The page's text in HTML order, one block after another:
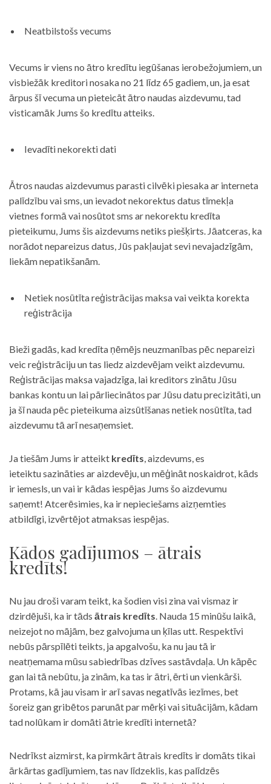
Neatbilstošs vecums
Vecums ir viens no ātro kredītu iegūšanas ierobežojumiem, un
visbiežāk kreditori nosaka no 21 līdz 65 gadiem, un, ja esat
ārpus šī vecuma un pieteicāt ātro naudas aizdevumu, tad
visticamāk Jums šo kredītu atteiks.
Ievadīti nekorekti dati
Ātros naudas aizdevumus parasti cilvēki piesaka ar interneta
palīdzību vai sms, un ievadot nekorektus datus tīmekļa
vietnes formā vai nosūtot sms ar nekorektu kredīta
pieteikumu, Jums šis aizdevums netiks piešķirts. Jāatceras, ka
norādot nepareizus datus, Jūs pakļaujat sevi nevajadzīgām,
liekām nepatikšanām.
Netiek nosūtīta reģistrācijas maksa vai veikta korekta
reģistrācija
Bieži gadās, kad kredīta ņēmējs neuzmanības pēc nepareizi
veic reģistrāciju un tas liedz aizdevējam veikt aizdevumu.
Reģistrācijas maksa vajadzīga, lai kreditors zinātu Jūsu
bankas kontu un lai pārliecinātos par Jūsu datu precizitāti, un
ja šī nauda pēc pieteikuma aizsūtīšanas netiek nosūtīta, tad
aizdevumu tā arī nesaņemsiet.
Ja tiešām Jums ir atteikt kredīts, aizdevums, es
ieteiktu sazināties ar aizdevēju, un mēģināt noskaidrot, kāds
ir iemesls, un vai ir kādas iespējas Jums šo aizdevumu
saņemt! Atcerēsimies, ka ir nepieciešams aizņemties
atbildīgi, izvērtējot atmaksas iespējas.
Kādos gadījumos – ātrais
kredīts!
Nu jau droši varam teikt, ka šodien visi zina vai vismaz ir
dzirdējuši, ka ir tāds ātrais kredīts. Nauda 15 minūšu laikā,
neizejot no mājām, bez galvojuma un ķīlas utt. Respektīvi
nebūs pārspīlēti teikts, ja apgalvošu, ka nu jau tā ir
neatņemama mūsu sabiedrības dzīves sastāvdaļa. Un kāpēc
gan lai tā nebūtu, ja zinām, ka tas ir ātri, ērti un vienkārši.
Protams, kā jau visam ir arī savas negatīvās iezīmes, bet
šoreiz gan gribētos parunāt par mērķi vai situācijām, kādam
tad nolūkam ir domāti ātrie kredīti internetā?
Nedrīkst aizmirst, ka pirmkārt ātrais kredīts ir domāts tikai
ārkārtas gadījumiem, tas nav līdzeklis, kas palīdzēs